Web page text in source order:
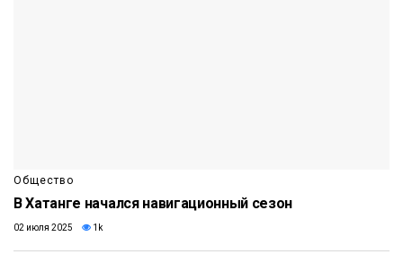
Общество
В Хатанге начался навигационный сезон
02 июля 2025 1k